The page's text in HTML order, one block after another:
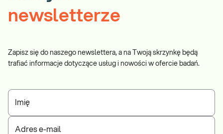
newsletterze
Zapisz się do naszego newslettera, a na Twoją skrzynkę będą
trafiać informacje dotyczące usług i nowości w ofercie badań.
Imię
Adres e-mail